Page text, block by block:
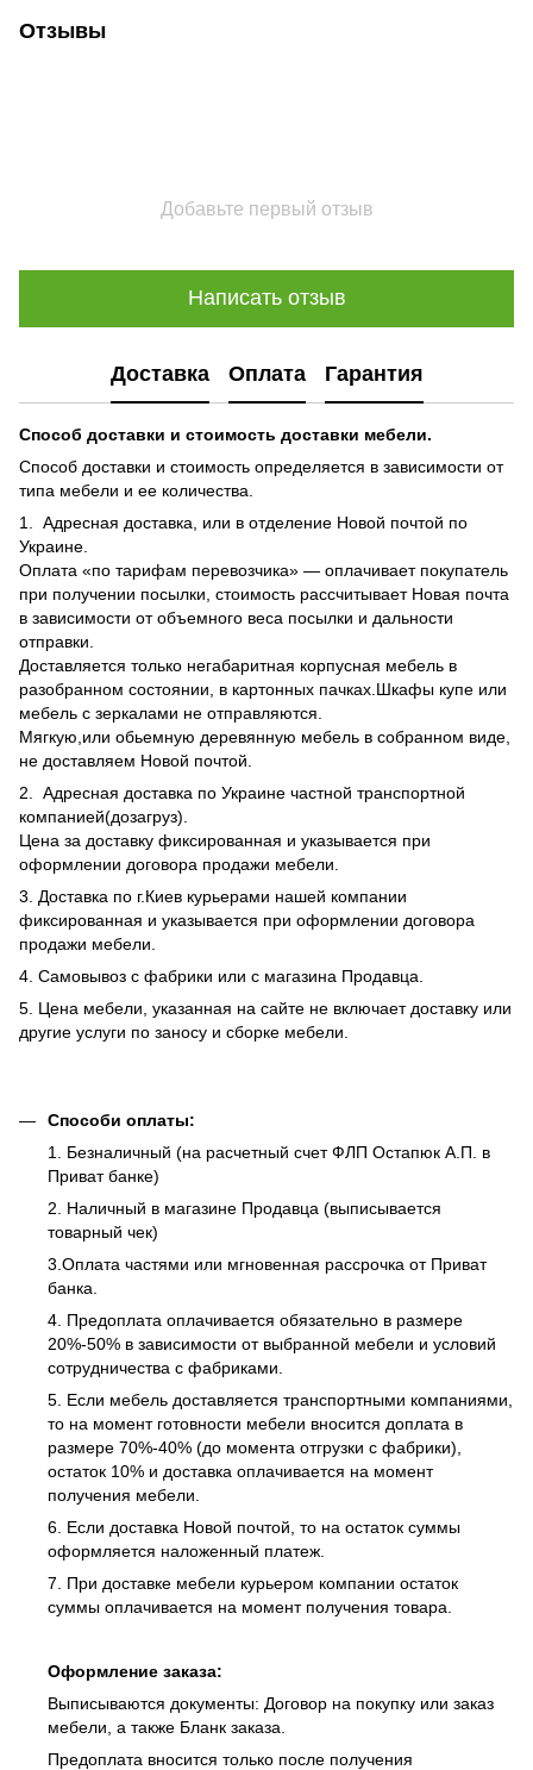
Отзывы
Добавьте первый отзыв
Написать отзыв
Доставка Оплата Гарантия
Способ доставки и стоимость доставки мебели.
Способ доставки и стоимость определяется в зависимости от
типа мебели и ее количества.
1. Адресная доставка, или в отделение Новой почтой по
Украине.
Оплата «по тарифам перевозчика» — оплачивает покупатель
при получении посылки, стоимость рассчитывает Новая почта
в зависимости от объемного веса посылки и дальности
отправки.
Доставляется только негабаритная корпусная мебель в
разобранном состоянии, в картонных пачках.Шкафы купе или
мебель с зеркалами не отправляются.
Мягкую,или обьемную деревянную мебель в собранном виде,
не доставляем Новой почтой.
2. Адресная доставка по Украине частной транспортной
компанией(дозагруз).
Цена за доставку фиксированная и указывается при
оформлении договора продажи мебели.
3. Доставка по г.Киев курьерами нашей компании
фиксированная и указывается при оформлении договора
продажи мебели.
4. Самовывоз с фабрики или с магазина Продавца.
5. Цена мебели, указанная на сайте не включает доставку или
другие услуги по заносу и сборке мебели.
Способи оплаты:
1. Безналичный (на расчетный счет ФЛП Остапюк А.П. в
Приват банке)
2. Наличный в магазине Продавца (выписывается
товарный чек)
3.Оплата частями или мгновенная рассрочка от Приват
банка.
4. Предоплата оплачивается обязательно в размере
20%-50% в зависимости от выбранной мебели и условий
сотрудничества с фабриками.
5. Если мебель доставляется транспортными компаниями,
то на момент готовности мебели вносится доплата в
размере 70%-40% (до момента отгрузки с фабрики),
остаток 10% и доставка оплачивается на момент
получения мебели.
6. Если доставка Новой почтой, то на остаток суммы
оформляется наложенный платеж.
7. При доставке мебели курьером компании остаток
суммы оплачивается на момент получения товара.
Оформление заказа:
Выписываются документы: Договор на покупку или заказ
мебели, а также Бланк заказа.
Предоплата вносится только после получения